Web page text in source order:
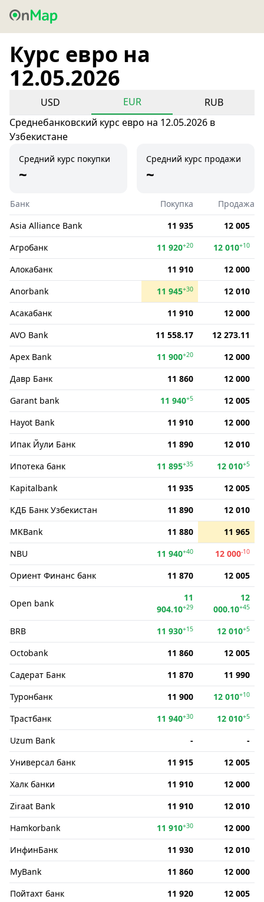
Курс евро на
12.05.2026
USD EUR
RUB
Среднебанковский курс евро на 12.05.2026 в
Узбекистане
Средний курс покупки
~
Средний курс продажи
~
Банк Покупка
Продажа
Asia Alliance Bank
11 935
12 005
Агробанк
11 920+20 12 010+10
Алокабанк 11 910
12 000
Anorbank
11 945+30
12 010
Асакабанк
11 910
12 000
AVO Bank
11 558.17
12 273.11
Apex Bank
11 900+20
12 000
Давр Банк
11 860
12 000
Garant bank
11 940+5
12 005
Hayot Bank
11 910
12 000
Ипак Йули Банк
11 890
12 010
Ипотека банк
11 895+35 12 010+5
Kapitalbank 11 935
12 005
КДБ Банк Узбекистан
11 890
12 010
MKBank
11 880
11 965
NBU
11 940+40 12 000-10
Ориент Финанс банк 11 870 12 005
Open bank
11
904.10+29
12
000.10+45
BRB 11 930+15 12 010+5
Octobank 11 860
12 005
Садерат Банк
11 870
11 990
Туронбанк
11 900 12 010+10
Трастбанк 11 940+30 12 010+5
Uzum Bank -
-
Универсал банк
11 915
12 005
Халк банки
11 910
12 000
Ziraat Bank
11 910
12 010
Hamkorbank
11 910+30
12 000
ИнфинБанк
11 930
12 010
MyBank
11 860
12 000
Пойтахт банк
11 920
12 005